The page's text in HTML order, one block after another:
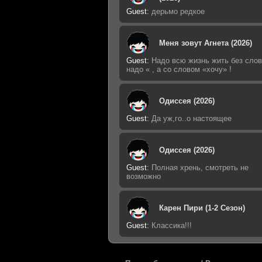
Guest: дерьмо редкое
Меня зовут Агнета (2026)
Guest: Надо всю жизнь жить без
надо « , а со словом «хочу» !
Одиссея (2026)
Guest: Да уж,го..о настоящее
Одиссея (2026)
Guest: Полная хрень, смотреть не
возможно
Карен Пири (1-2 Сезон)
Guest: Классика!!!